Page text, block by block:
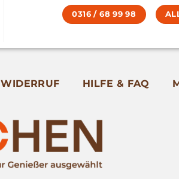
0316 / 68 99 98
WIDERRUF HILFE & FAQ